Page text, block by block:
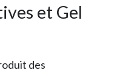
et Gel
des